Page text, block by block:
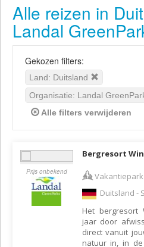
Alle reizen in
Landal
Gekozen filters:
Land: Duitsland
Organisatie: Landal
Alle filters verwijderen
Prijs onbekend
Bergresort
Duitsland -
Het bergresort
jaar door
direct vanuit
natuur in, in